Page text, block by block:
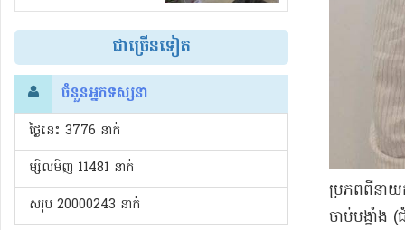
ពន្ធនិងអត់ច្បាប់នាំ
ចូល!?
ជាច្រើនទៀត
ចំនួនអ្នកទស្សនា
ថ្ងៃនេះ​ 3776 នាក់
ម្សិលមិញ 11481 នាក់
សរុប 20000243 នាក់
ប្រភពពី​នា
ចាប់​បង្ខាំង